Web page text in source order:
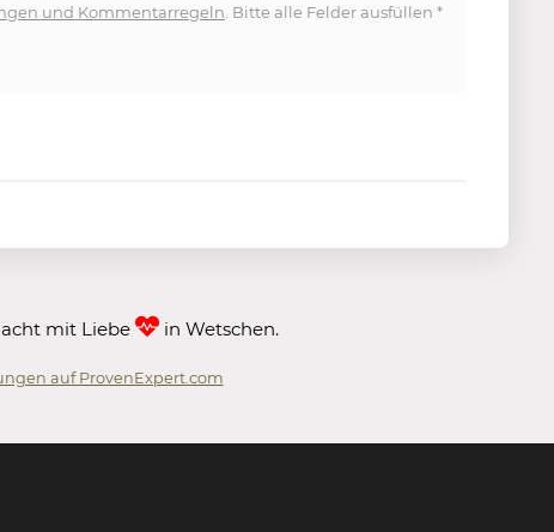
und Kommentarregeln. Bitte alle Felder ausfüllen*
mit Liebe in Wetschen.
auf ProvenExpert.com